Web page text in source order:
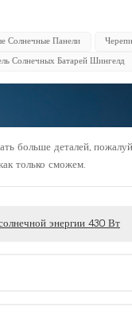
Солнечные Панели
Солнечных Батарей Шингелд
больше деталей,
только сможем.
энергии 430 Вт